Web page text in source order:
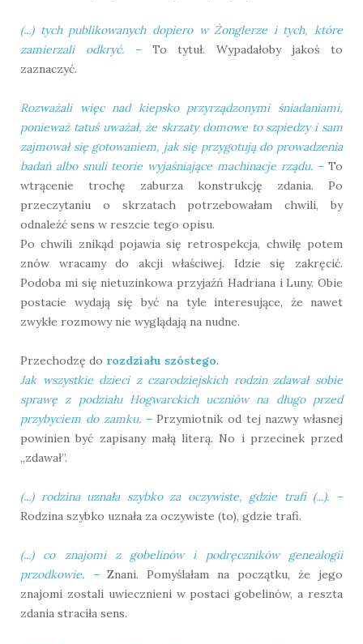
(...) tych publikowanych dopiero w Żonglerze i tych, które
zamierzali odkryć.
– To tytuł. Wypadałoby jakoś to
zaznaczyć.
Rozważali więc nad kiepsko przyrządzonymi śniadaniami,
ponieważ tatuś uważał, że skrzaty domowe to szpiedzy i sam
zajmował się gotowaniem, jak się przygotują do prowadzenia
badań albo snuli teorie wyjaśniające machinacje rządu. –To
wtrącenie trochę zaburza konstrukcję zdania. Po
przeczytaniu o skrzatach potrzebowałam chwili, by
odnaleźć sens w reszcie tego opisu.
Po chwili znikąd pojawia się retrospekcja, chwilę potem
znów wracamy do akcji właściwej. Idzie się zakręcić.
Podoba mi się nietuzinkowa przyjaźń Hadriana i Luny. Obie
postacie wydają się być na tyle interesujące, że nawet
zwykłe rozmowy nie wyglądają na nudne.
Przechodzę do rozdziału szóstego.
Jak wszystkie dzieci z czarodziejskich rodzin zdawał sobie
sprawę z podziału Hogwarckich uczniów na długo przed
przybyciem do zamku. –Przymiotnik od tej nazwy własnej
powinien być zapisany małą literą. No i przecinek przed
„zdawał”.
(...) rodzina uznała szybko za oczywiste, gdzie trafi (...).
–
Rodzina szybko uznała za oczywiste (to), gdzie trafi.
(...) co znajomi z gobelinów i podręczników genealogii
przodkowie.
–Znani. Pomyślałam na początku, że jego
znajomi zostali uwiecznieni w postaci gobelinów, a reszta
zdania straciła sens.